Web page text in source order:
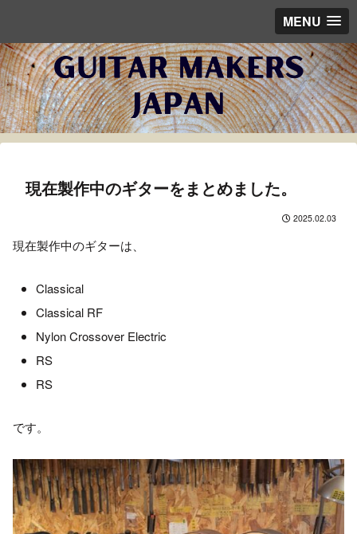
MENU
現在製作中のギターをまとめました。
2025.02.03
現在製作中のギターは、
Classical
Classical RF
Nylon Crossover Electric
RS
RS
です。